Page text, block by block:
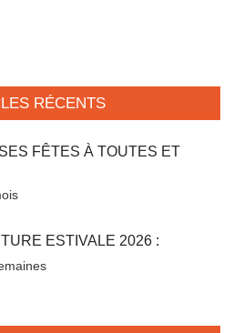
RÉCENTS
FÊTES À TOUTES ET
ESTIVALE 2026 :